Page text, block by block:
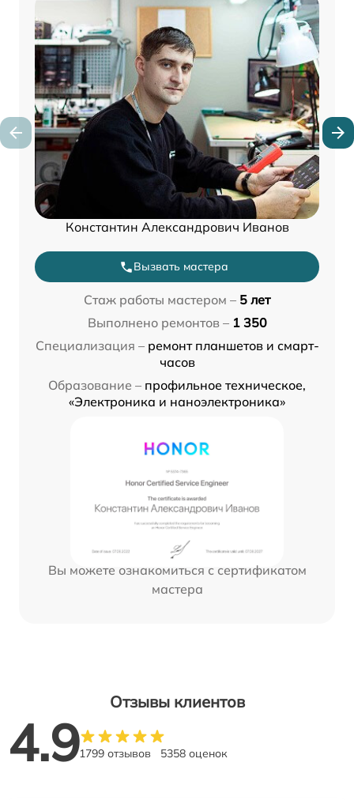
Константин Александрович Иванов
Вызвать мастера
Стаж работы мастером – 5 лет
Выполнено ремонтов – 1 350
Специализация – ремонт планшетов и смарт-
часов
Образование – профильное техническое,
«Электроника и наноэлектроника»
Вы можете ознакомиться с сертификатом
мастера
Отзывы клиентов
4.91799 отзывов 5358 оценок